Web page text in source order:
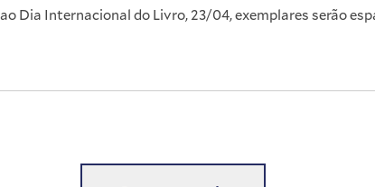
Dia Internacional do Livro, 23/04, exemplares serão